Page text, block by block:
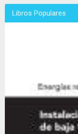
Libros Populares